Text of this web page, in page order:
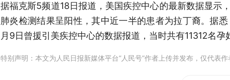
据福克斯5频道18日报道，美国疾控中心的最新数据显示
肺炎检测结果呈阳性，其中近一半的患者为拉丁裔。据
月9日曾援引美疾控中心的数据报道，当时共有11312名孕
特别声明：本文为人民日报新媒体平台“人民号”作者上传并发布，仅代表